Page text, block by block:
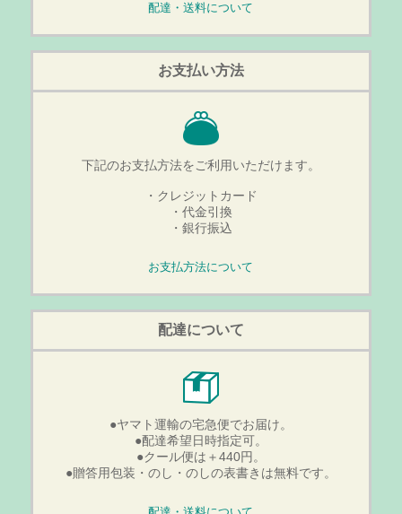
配達・送料について
お支払い方法
下記のお支払方法をご利用いただけます。
・クレジットカード
・代金引換
・銀行振込
お支払方法について
配達について
●ヤマト運輸の宅急便でお届け。
●配達希望日時指定可。
●クール便は＋440円。
●贈答用包装・のし・のしの表書きは無料です。